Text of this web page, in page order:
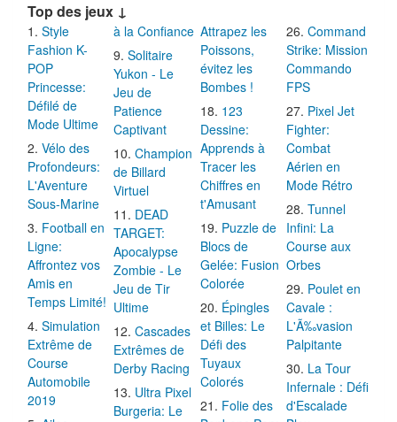
Top des jeux ↓
Style
Fashion K-
POP
Princesse:
Défilé de
Mode Ultime
Vélo des
Profondeurs:
L'Aventure
Sous-Marine
Football en
Ligne:
Affrontez vos
Amis en
Temps Limité!
Simulation
Extrême de
Course
Automobile
2019
à la Confiance
Solitaire
Yukon - Le
Jeu de
Patience
Captivant
Champion
de Billard
Virtuel
DEAD
TARGET:
Apocalypse
Zombie - Le
Jeu de Tir
Ultime
Cascades
Extrêmes de
Derby Racing
Ultra Pixel
Burgeria: Le
Attrapez les
Poissons,
évitez les
Bombes !
123
Dessine:
Apprends à
Tracer les
Chiffres en
t'Amusant
Puzzle de
Blocs de
Gelée: Fusion
Colorée
Épingles
et Billes: Le
Défi des
Tuyaux
Colorés
Folie des
Command
Strike: Mission
Commando
FPS
Pixel Jet
Fighter:
Combat
Aérien en
Mode Rétro
Tunnel
Infini: La
Course aux
Orbes
Poulet en
Cavale :
L'Ã‰vasion
Palpitante
La Tour
Infernale : Défi
d'Escalade